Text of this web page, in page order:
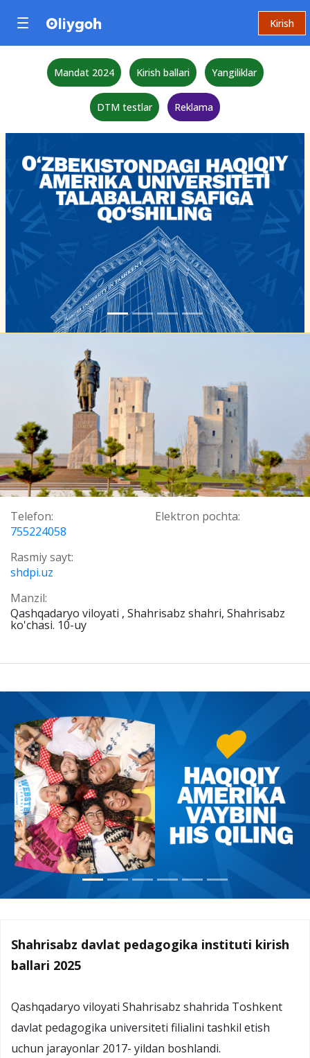
Kirish
Mandat 2024 Kirish ballari Yangiliklar
DTM testlar Reklama
Telefon:
755224058
Elektron pochta:
Rasmiy sayt:
shdpi.uz
Manzil:
Qashqadaryo viloyati , Shahrisabz shahri, Shahrisabz
ko'chasi. 10-uy
Shahrisabz davlat pedagogika instituti kirish
ballari 2025
Qashqadaryo viloyati Shahrisabz shahrida Toshkent
davlat pedagogika universiteti filialini tashkil etish
uchun jarayonlar 2017- yildan boshlandi.